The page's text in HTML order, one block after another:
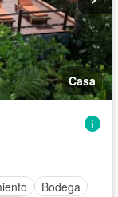
Casa
Bodega